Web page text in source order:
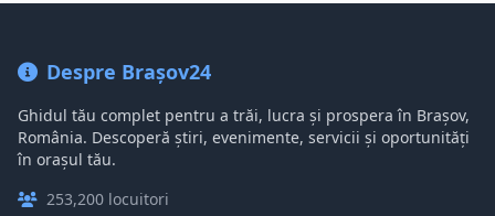
Despre Brașov24
Ghidul tău complet pentru a trăi, lucra și prospera în Brașov,
România. Descoperă știri, evenimente, servicii și oportunități
în orașul tău.
253,200 locuitori